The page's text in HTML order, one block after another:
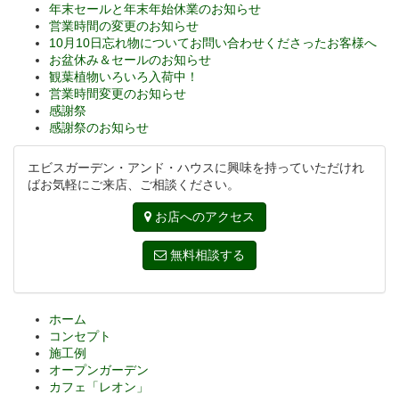
年末セールと年末年始休業のお知らせ
営業時間の変更のお知らせ
10月10日忘れ物についてお問い合わせくださったお客様へ
お盆休み＆セールのお知らせ
観葉植物いろいろ入荷中！
営業時間変更のお知らせ
感謝祭
感謝祭のお知らせ
エビスガーデン・アンド・ハウスに興味を持っていただけれ
ばお気軽にご来店、ご相談ください。
お店へのアクセス
無料相談する
ホーム
コンセプト
施工例
オープンガーデン
カフェ「レオン」